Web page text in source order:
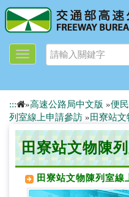
跳
到
主
::: »高速公路局中文版 »便
列室線上申請參訪 »田寮站
田寮站文物陳
田寮站文物陳列室線